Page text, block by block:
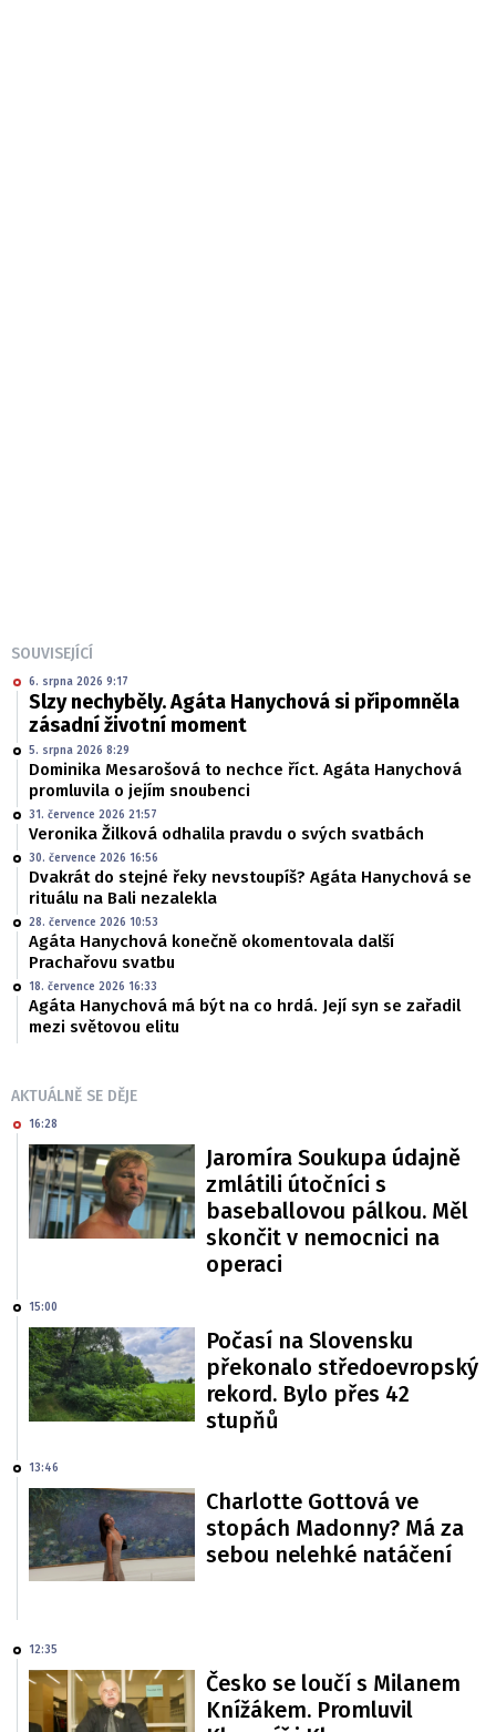
SOUVISEJÍCÍ
6. srpna 2026 9:17
Slzy nechyběly. Agáta Hanychová si připomněla
zásadní životní moment
5. srpna 2026 8:29
Dominika Mesarošová to nechce říct. Agáta Hanychová
promluvila o jejím snoubenci
31. července 2026 21:57
Veronika Žilková odhalila pravdu o svých svatbách
30. července 2026 16:56
Dvakrát do stejné řeky nevstoupíš? Agáta Hanychová se
rituálu na Bali nezalekla
28. července 2026 10:53
Agáta Hanychová konečně okomentovala další
Prachařovu svatbu
18. července 2026 16:33
Agáta Hanychová má být na co hrdá. Její syn se zařadil
mezi světovou elitu
AKTUÁLNĚ SE DĚJE
16:28
Jaromíra Soukupa údajně
zmlátili útočníci s
baseballovou pálkou. Měl
skončit v nemocnici na
operaci
15:00
Počasí na Slovensku
překonalo středoevropský
rekord. Bylo přes 42
stupňů
13:46
Charlotte Gottová ve
stopách Madonny? Má za
sebou nelehké natáčení
12:35
Česko se loučí s Milanem
Knížákem. Promluvil